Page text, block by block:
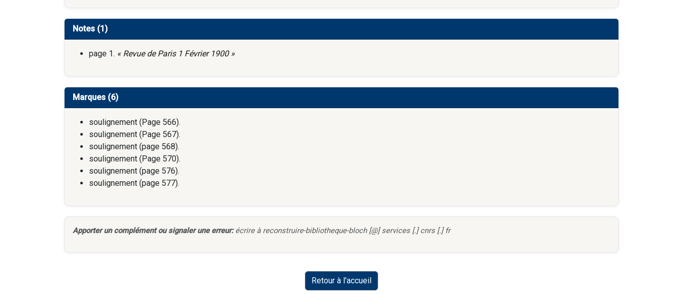
Notes (1)
page 1. « Revue de Paris 1 Février 1900 »
Marques (6)
soulignement (Page 566).
soulignement (Page 567).
soulignement (page 568).
soulignement (Page 570).
soulignement (page 576).
soulignement (page 577).
Apporter un complément ou signaler une erreur:écrire à reconstruire-bibliotheque-bloch [@] services [.] cnrs [.] fr
Retour à l'accueil